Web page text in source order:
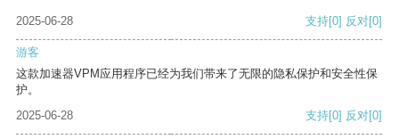
2025-06-28 支持[0] 反对[0]
游客
这款加速器VPM应用程序已经为我们带来了无限的隐私保护和安全性保
护。
2025-06-28
支持[0] 反对[0]